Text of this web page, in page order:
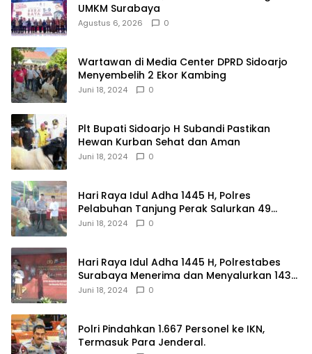
UMKM Surabaya
Agustus 6, 2026 0
Wartawan di Media Center DPRD Sidoarjo
Menyembelih 2 Ekor Kambing
Juni 18, 2024 0
Plt Bupati Sidoarjo H Subandi Pastikan
Hewan Kurban Sehat dan Aman
Juni 18, 2024 0
Hari Raya Idul Adha 1445 H, Polres
Pelabuhan Tanjung Perak Salurkan 49
Hewan Korban.
Juni 18, 2024 0
Hari Raya Idul Adha 1445 H, Polrestabes
Surabaya Menerima dan Menyalurkan 143
Hewan Kurban
Juni 18, 2024 0
Polri Pindahkan 1.667 Personel ke IKN,
Termasuk Para Jenderal.